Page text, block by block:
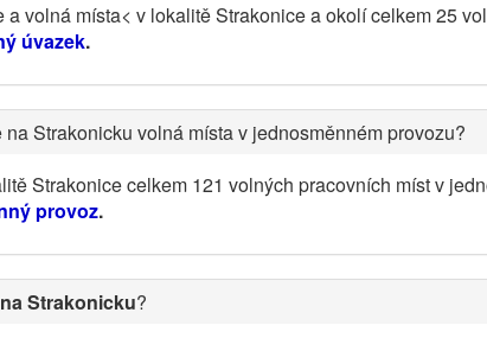
volná místa< v lokalitě Strakonice a okolí celkem 25
úvazek.
Strakonicku volná místa v jednosměnném provozu?
Strakonice celkem 121 volných pracovních míst v
provoz.
Strakonicku?